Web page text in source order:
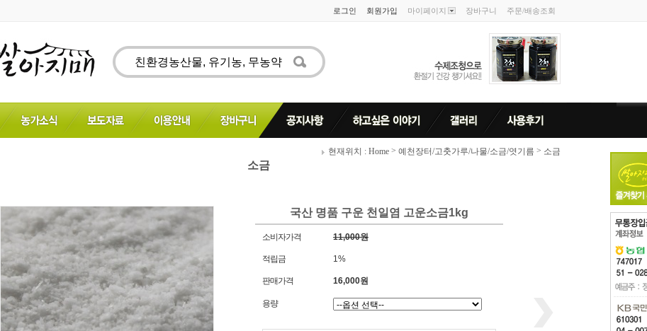
로그인 회원가입 마이페이지 장바구니 주문/배송조회
현재위치 : Home > 예천장터/고춧가루/나물/소금/엿기름 > 소금
소금
국산 명품 구운 천일염 고운소금1kg
소비자가격 11,000원
적립금 1%
판매가격 16,000원
용량